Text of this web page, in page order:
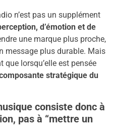
n’est pas un supplément
d’émotion et de
une marque plus proche,
message plus durable. Mais
lorsqu’elle est pensée
stratégique du
consiste donc à
pas à “mettre un